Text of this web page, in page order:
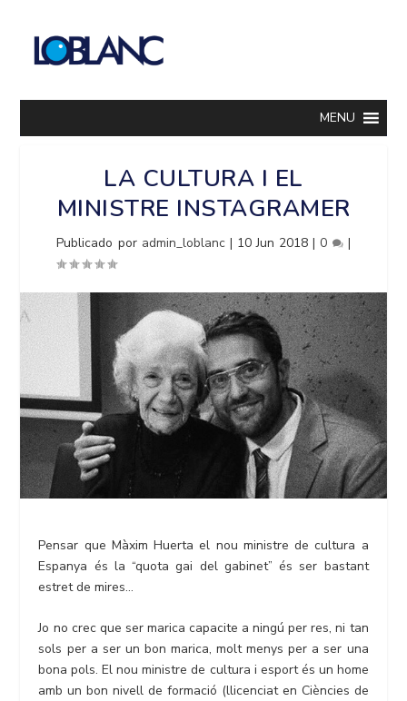
MENU
LA CULTURA I EL
MINISTRE INSTAGRAMER
Publicado por admin_loblanc | 10 Jun 2018 |0 |
Pensar que Màxim Huerta el nou ministre de cultura a
Espanya és la “quota gai del gabinet” és ser bastant
estret de mires…
Jo no crec que ser marica capacite a ningú per res, ni tan
sols per a ser un bon marica, molt menys per a ser una
bona pols. El nou ministre de cultura i esport és un home
amb un bon nivell de formació (llicenciat en Ciències de